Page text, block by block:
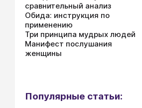
сравнительный анализ
Обида: инструкция по
применению
Три принципа мудрых людей
Манифест послушания
женщины
Популярные статьи: